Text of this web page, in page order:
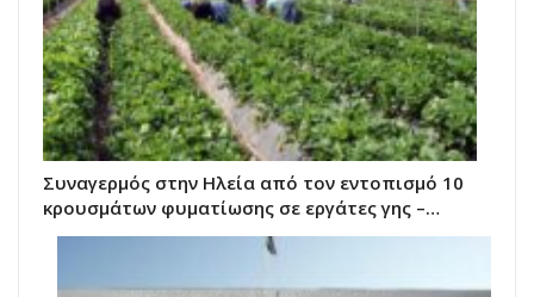
Συναγερμός στην Ηλεία από τον εντοπισμό 10
κρουσμάτων φυματίωσης σε εργάτες γης –…